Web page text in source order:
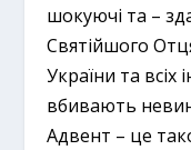
шокуючі та –
Святійшого
України та всіх
вбивають
Адвент – це